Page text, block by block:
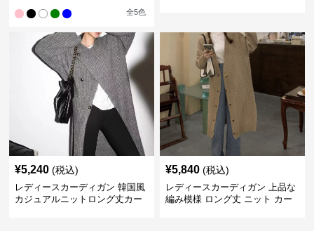
全5色
¥5,240 (税込)
レディースカーディガン 韓国風
カジュアルニットロング丈カー
¥5,840 (税込)
レディースカーディガン 上品な
編み模様 ロング丈 ニット カー